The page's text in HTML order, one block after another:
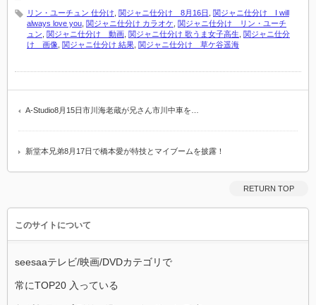
リン・ユーチュン 仕分け 関ジャニ仕分け 8月16日
関ジャニ仕分け I will
always love you 関ジャニ仕分け カラオケ 関ジャニ仕分け リン・ユーチ
ュン 関ジャニ仕分け 動画 関ジャニ仕分け 歌うま女子高生 関ジャニ仕分
け 画像 関ジャニ仕分け 結果 関ジャニ仕分け 草ケ谷遥海
A-Studio8月15日市川海老蔵が兄さん市川中車を…
新堂本兄弟8月17日で橋本愛が特技とマイブームを披露！
RETURN TOP
このサイトについて
seesaaテレビ/映画/DVDカテゴリで
常にTOP20 入っている